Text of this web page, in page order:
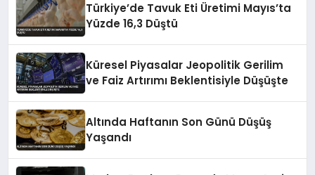
Türkiye’de Tavuk Eti Üretimi Mayıs’ta
Yüzde 16,3 Düştü
Küresel Piyasalar Jeopolitik Gerilim
ve Faiz Artırımı Beklentisiyle Düşüşte
Altında Haftanın Son Günü Düşüş
Yaşandı